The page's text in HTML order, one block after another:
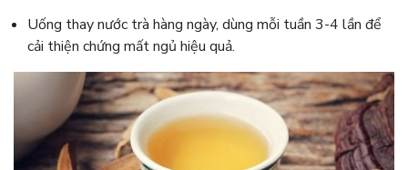
Uống thay nước trà hàng ngày, dùng mỗi tuần 3-4 lần để
cải thiện chứng mất ngủ hiệu quả.